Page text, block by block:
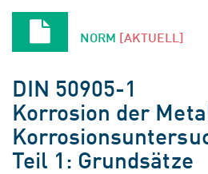
NORM [AKTUELL]
DIN 50905-1
Korrosion der
Teil 1: Grundsätze